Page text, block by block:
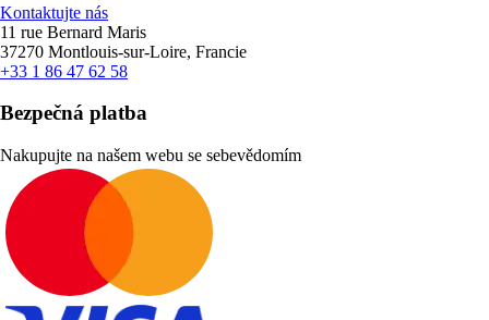
Kontaktujte nás
11 rue Bernard Maris
37270 Montlouis-sur-Loire, Francie
+33 1 86 47 62 58
Bezpečná platba
Nakupujte na našem webu se sebevědomím